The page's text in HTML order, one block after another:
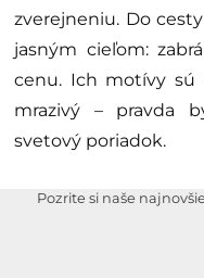
zverejneniu. Do
jasným cieľom:
cenu. Ich motívy sú
mrazivý – pravda
svetový poriadok.
Pozrite si naše